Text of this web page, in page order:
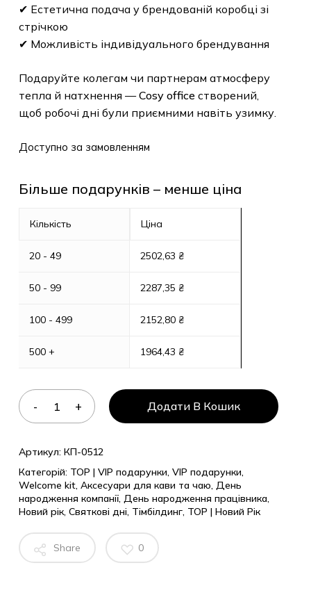
✔ Естетична подача у брендованій коробці зі
стрічкою
✔ Можливість індивідуального брендування
Подаруйте колегам чи партнерам атмосферу
тепла й натхнення —Cosy officeстворений,
щоб робочі дні були приємними навіть узимку.
Доступно за замовленням
Більше подарунків – менше ціна
Кількість
20 - 49
50 - 99
100 - 499
500 +
Ціна
2502,63 ₴
2287,35 ₴
2152,80 ₴
1964,43 ₴
Додати В Кошик
Артикул: КП-0512
Категорій: TOP | VIP подарунки, VIP подарунки,
Welcome kit, Аксесуари для кави та чаю, День
народження компанії, День народження працівника,
Новий рік, Святкові дні, Тімбілдинг, ТОР | Новий Рік
Share 0